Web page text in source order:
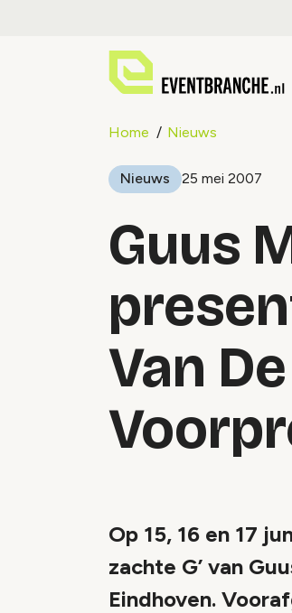
Home Nieuws
Nieuws 25 mei 2007
Guus
Van
Op 15, 16 en 17
zachte G’ van
Eindhoven.